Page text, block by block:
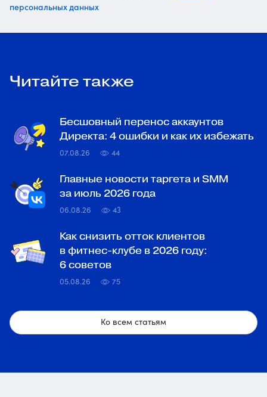
персональных данных
Читайте также
Бесшовный перенос аккаунтов
Директа: 4 ошибки и как их избежать
07.08.26 44
Главные новости таргета и SMM
за июль 2026 года
06.08.26 43
Как снизить отток клиентов
в фитнес-клубе в 2026 году:
6 советов
05.08.26 75
Ко всем статьям